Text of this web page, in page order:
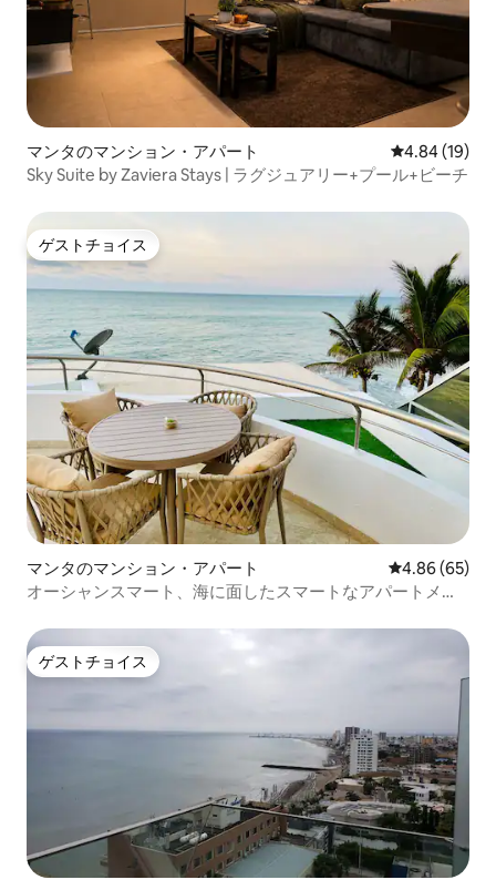
マンタのマンション・アパート レビュー19
4.84 (19)
Sky Suite by Zaviera Stays | ラグジュアリー+プール+ビーチ
ゲストチョイス
ゲストチョイス
マンタのマンション・アパート レビュー65
4.86 (65)
オーシャンスマート、海に面したスマートなアパートメン
ゲストチョイス
ゲストチョイス